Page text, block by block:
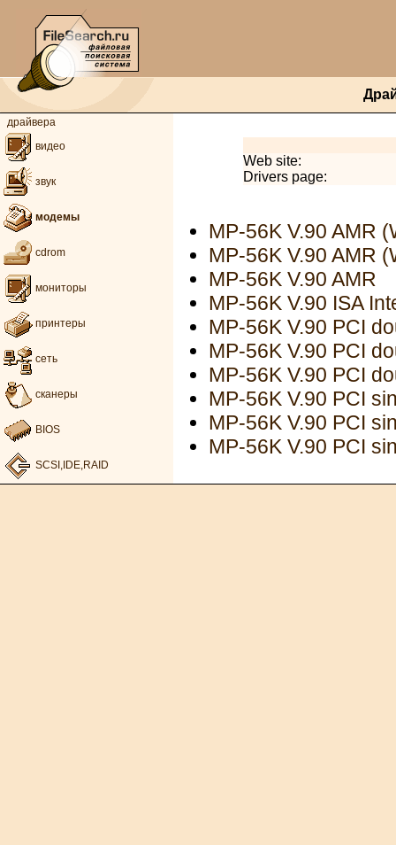
драйвера
видео
звук
модемы
cdrom
мониторы
принтеры
сеть
сканеры
BIOS
SCSI,IDE,RAID
Web site:
Drivers page:
MP-56K V.90 AMR
MP-56K V.90 AMR
MP-56K V.90 AMR
MP-56K V.90 ISA
MP-56K V.90 PCI
MP-56K V.90 PCI
MP-56K V.90 PCI
MP-56K V.90 PCI
MP-56K V.90 PCI
MP-56K V.90 PCI